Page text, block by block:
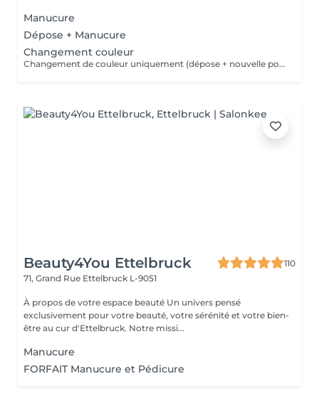
Manucure
Dépose + Manucure
Changement couleur
Changement de couleur uniquement (dépose + nouvelle pose de couleur) sans autre prestation de manucure.
Beauty4You Ettelbruck
110
71, Grand Rue Ettelbruck L-9051
À propos de votre espace beauté Un univers pensé
exclusivement pour votre beauté, votre sérénité et votre bien-
être au cur d'Ettelbruck. Notre missi...
Manucure
FORFAIT Manucure et Pédicure